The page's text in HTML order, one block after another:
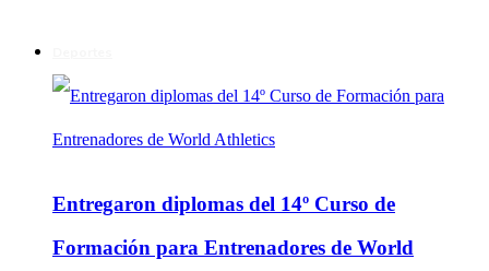
Entregaron diplomas del 14º Curso de
Formación para Entrenadores de World